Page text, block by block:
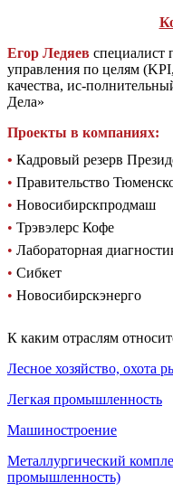
Егор Ледяев специалист
управления по целям
качества, ис-
Дела»
Проекты в компаниях:
• Кадровый резерв
• Правительство
• Новосибирскпродмаш
• Трэвэлерс Кофе
• Лабораторная
• Сибкет
• Новосибирскэнерго
К каким отраслям
Лесное хозяйство, охота
Легкая промышленность
Машиностроение
Металлургический
промышленность)